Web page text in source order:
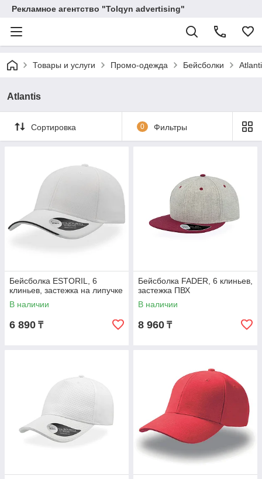
Рекламное агентство "Tolqyn advertising"
Товары и услуги Промо-одежда Бейсболки
Atlantis
Сортировка 0 Фильтры
Бейсболка ESTORIL, 6
клиньев, застежка на липучке
В наличии
6 890 ₸
Бейсболка FADER, 6 клиньев,
застежка ПВХ
В наличии
8 960 ₸